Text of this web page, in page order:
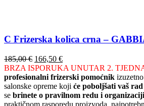
C Frizerska kolica crna –
185,00€ Izvorna
cijena
bila
je:
185,00 €.
166,50 €Trenutna
cijena
je:
166,50 €.
BRZA ISPORUKA UNUTAR 2.
profesionalni frizerski pomoćnik
salonske opreme koji će poboljšati vaš rad
se brinete o pravilnom redu i
praktičnom rasporedu proizvoda,